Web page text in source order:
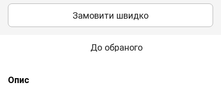
Замовити швидко
До обраного
Опис